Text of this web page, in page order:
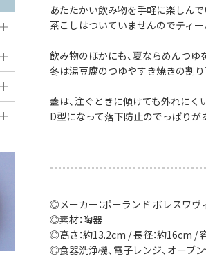
あたたかい飲み物を手軽に楽しんで
茶こしはついていませんのでティ
飲み物のほかにも、夏ならめんつゆ
冬は湯豆腐のつゆやすき焼きの割り
蓋は、注ぐときに傾けても外れにく
D型になって落下防止のでっぱりが
◎メーカー：ポーランド ボレスワヴ
◎素材：陶器
◎高さ：約13.2cm / 長径：約16cm /
◎食器洗浄機、電子レンジ、オーブン